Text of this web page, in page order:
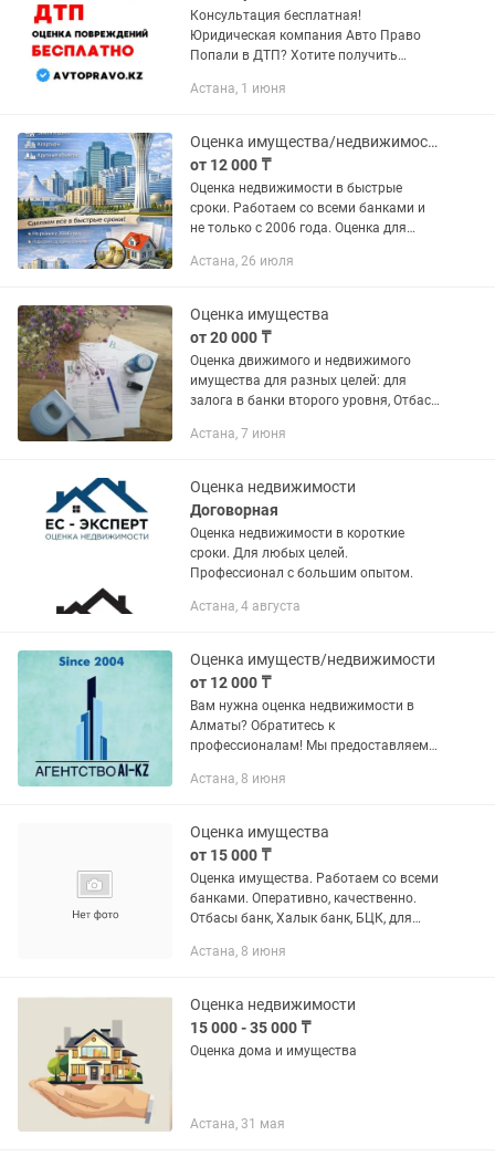
Консультация бесплатная!
Юридическая компания Авто Право
Попали в ДТП? Хотите получить
Тогда вам к нам! Помогаем получить
Спорные...
Астана, 1 июня
Оценка имущества/недвижимости
от 12 000 ₸
Оценка недвижимости в быстрые
сроки. Работаем со всеми банками и
не только с 2006 года. Оценка для
тд
Астана, 26 июля
Оценка имущества
от 20 000 ₸
Оценка движимого и недвижимого
имущества для разных целей: для
залога в банки второго уровня, Отбасы
Болашак, для Фонда Даму и т.д.
Астана, 7 июня
Оценка недвижимости
Договорная
Оценка недвижимости в короткие
сроки. Для любых целей.
Профессионал с большим опытом.
Астана, 4 августа
Оценка имуществ/недвижимости
от 12 000 ₸
Вам нужна оценка недвижимости в
Алматы? Обратитесь к
профессионалам! Мы предоставляем
квартир, домов, коммерческой
Работаем быстро,...
Астана, 8 июня
Оценка имущества
от 15 000 ₸
Оценка имущества. Работаем со всеми
банками. Оперативно, качественно.
Отбасы банк, Халык банк, БЦК, для
в налоговые органы и тп
Астана, 8 июня
Оценка недвижимости
15 000 - 35 000 ₸
Оценка дома и имущества
Астана, 31 мая